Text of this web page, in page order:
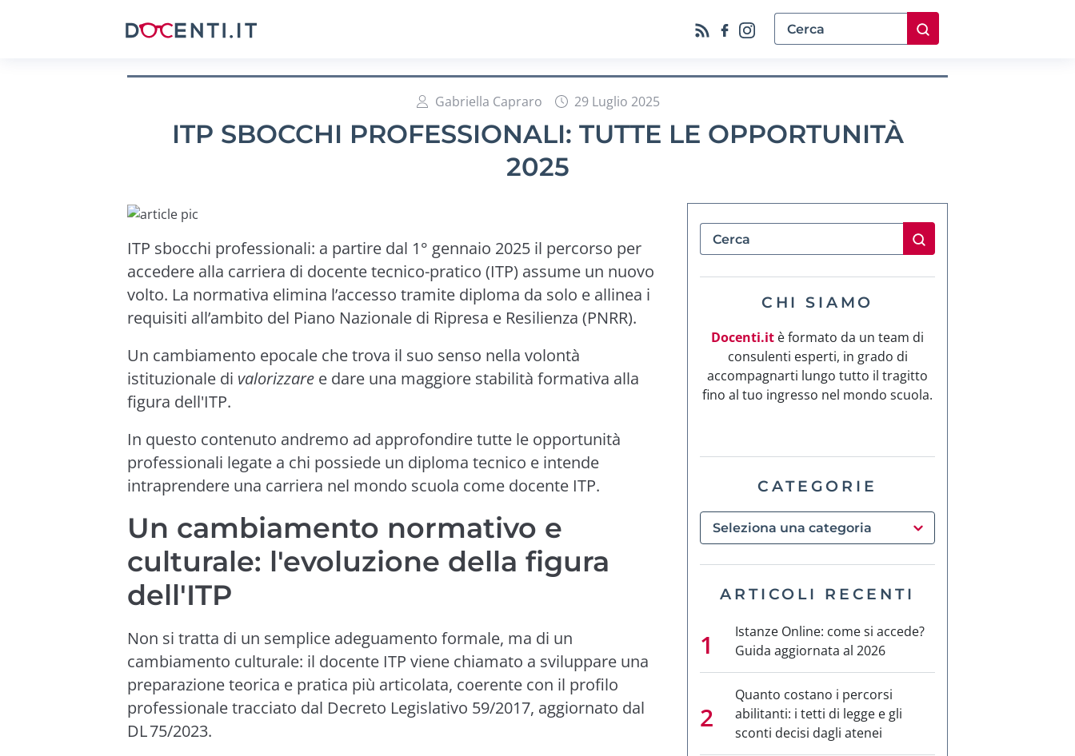
Gabriella Capraro 29 Luglio 2025
ITP SBOCCHI PROFESSIONALI: TUTTE LE OPPORTUNITÀ
2025
ITP sbocchi professionali: a partire dal 1° gennaio 2025 il percorso per
accedere alla carriera di docente tecnico-pratico (ITP) assume un nuovo
volto. La normativa elimina l’accesso tramite diploma da solo e allinea i
requisiti all’ambito del Piano Nazionale di Ripresa e Resilienza (PNRR).
Un cambiamento epocale che trova il suo senso nella volontà
istituzionale di valorizzare e dare una maggiore stabilità formativa alla
figura dell'ITP.
In questo contenuto andremo ad approfondire tutte le opportunità
professionali legate a chi possiede un diploma tecnico e intende
intraprendere una carriera nel mondo scuola come docente ITP.
Un cambiamento normativo e
culturale: l'evoluzione della figura
dell'ITP
Non si tratta di un semplice adeguamento formale, ma di un
cambiamento culturale: il docente ITP viene chiamato a sviluppare una
preparazione teorica e pratica più articolata, coerente con il profilo
professionale tracciato dal Decreto Legislativo 59/2017, aggiornato dal
DL 75/2023.
CHI SIAMO
Docenti.it è formato da un team di
consulenti esperti, in grado di
accompagnarti lungo tutto il tragitto
fino al tuo ingresso nel mondo scuola.
CATEGORIE
ARTICOLI RECENTI
Istanze Online: come si accede?
Guida aggiornata al 2026
Quanto costano i percorsi
abilitanti: i tetti di legge e gli
sconti decisi dagli atenei